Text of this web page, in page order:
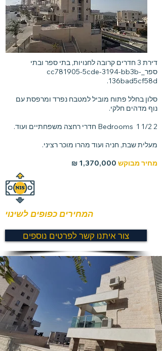
דירת 3 חדרים קרובה לחנויות, בתי ספר ובתי
ספר_cc781905-5cde-3194-bb3b-
136bad5cf58d.
סלון בחלל פתוח מוביל למטבח נפרד ומרפסת עם
נוף מדהים חלקי.
2 Bedrooms 1 1/2 חדרי רחצה משפחתיים ועוד.
מעלית שבת, חניה ועוד מהרו מוכר רציני.
מחיר מבוקש
המחירים כפופים לשינוי
צור איתנו קשר לפרטים נוספים